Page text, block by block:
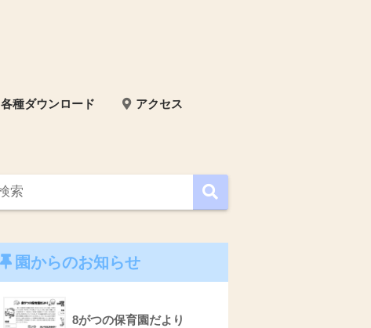
各種ダウンロード アクセス
園からのお知らせ
8がつの保育園だより